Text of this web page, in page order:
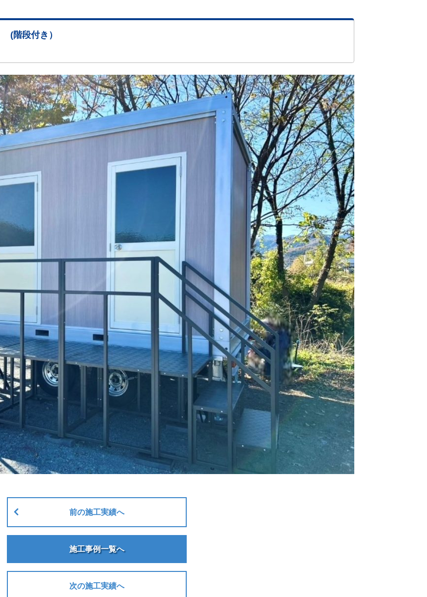
段付き）
前の施工実績へ
施工事例一覧へ
次の施工実績へ